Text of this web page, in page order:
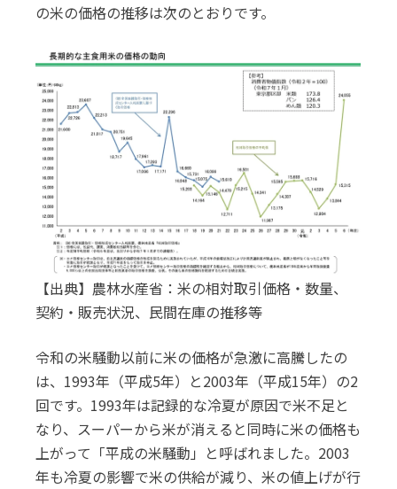
の米の価格の推移は次のとおりです。
【出典】農林水産省：米の相対取引価格・数量、
契約・販売状況、民間在庫の推移等
令和の米騒動以前に米の価格が急激に高騰したの
は、1993年（平成5年）と2003年（平成15年）の2
回です。1993年は記録的な冷夏が原因で米不足と
なり、スーパーから米が消えると同時に米の価格も
上がって「平成の米騒動」と呼ばれました。2003
年も冷夏の影響で米の供給が減り、米の値上げが行